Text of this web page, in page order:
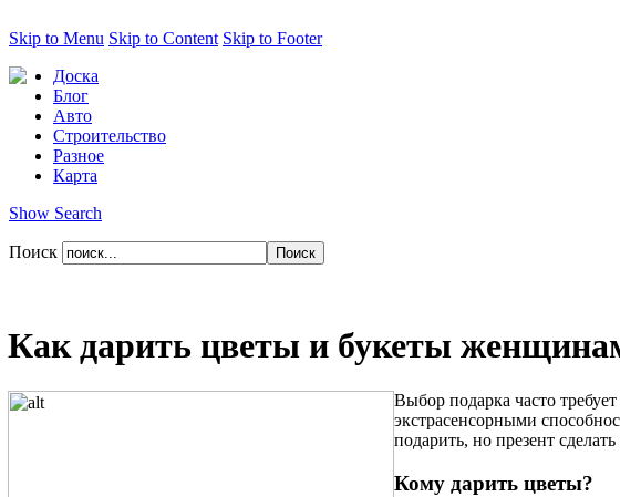
Skip to Menu Skip to Content Skip to Footer
Доска
Блог
Авто
Строительство
Разное
Карта
Show Search
Поиск
Как дарить цветы и букеты
Выбор подарка часто
экстрасенсорными
подарить, но презент
Кому дарить цветы?